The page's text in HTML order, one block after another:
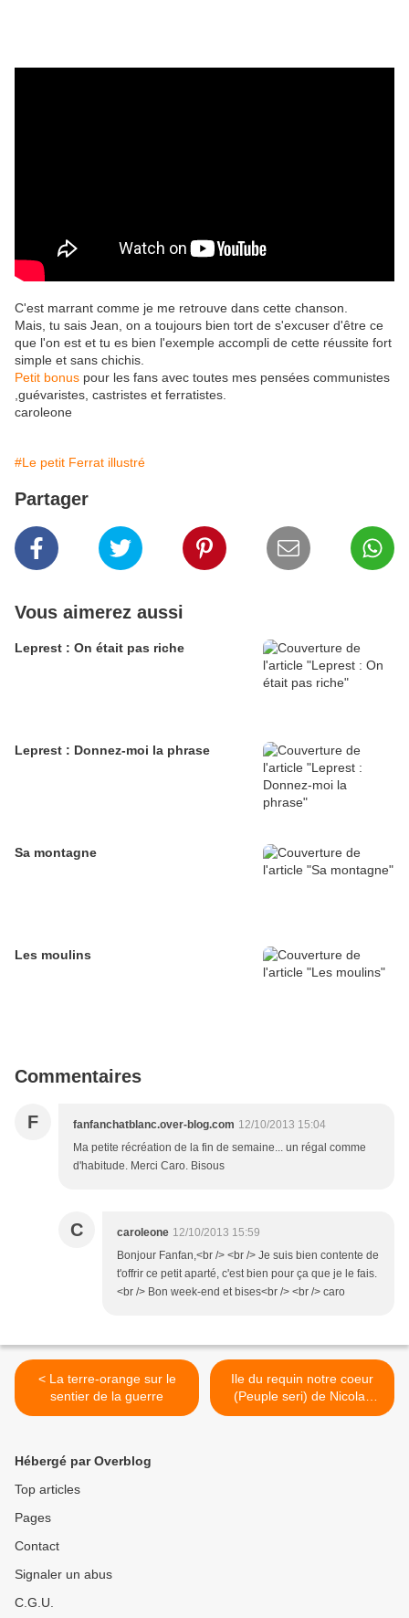
C'est marrant comme je me retrouve dans cette chanson.
Mais, tu sais Jean, on a toujours bien tort de s'excuser d'être ce
que l'on est et tu es bien l'exemple accompli de cette réussite fort
simple et sans chichis.
Petit bonus pour les fans avec toutes mes pensées communistes
,guévaristes, castristes et ferratistes.
caroleone
#Le petit Ferrat illustré
Partager
Vous aimerez aussi
Leprest : On était pas riche
Leprest : Donnez-moi la phrase
Sa montagne
Les moulins
Commentaires
F fanfanchatblanc.over-blog.com 12/10/2013 15:04
Ma petite récréation de la fin de semaine... un régal comme
d'habitude. Merci Caro. Bisous
C caroleone 12/10/2013 15:59
Bonjour Fanfan,<br /> <br /> Je suis bien contente de
t'offrir ce petit aparté, c'est bien pour ça que je le fais.
<br /> Bon week-end et bises<br /> <br /> caro
< La terre-orange sur le
sentier de la guerre
Ile du requin notre coeur
(Peuple seri) de Nicolas
Défossé >
Hébergé par Overblog
Top articles
Pages
Contact
Signaler un abus
C.G.U.